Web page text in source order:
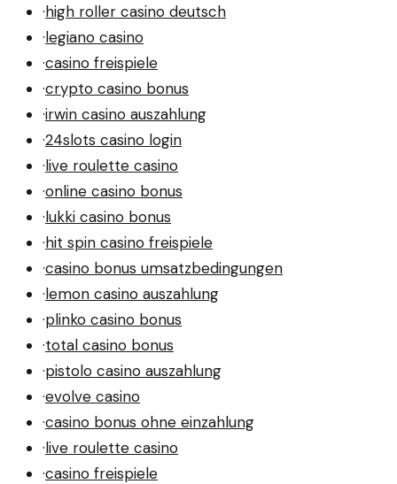
·high roller casino deutsch
·legiano casino
·casino freispiele
·crypto casino bonus
·irwin casino auszahlung
·24slots casino login
·live roulette casino
·online casino bonus
·lukki casino bonus
·hit spin casino freispiele
·casino bonus umsatzbedingungen
·lemon casino auszahlung
·plinko casino bonus
·total casino bonus
·pistolo casino auszahlung
·evolve casino
·casino bonus ohne einzahlung
·live roulette casino
·casino freispiele